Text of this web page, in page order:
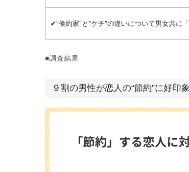
✔“倹約家”と“ケチ”の違いについて男女共に
■調査結果
９割の男性が恋人の“節約”に好印象